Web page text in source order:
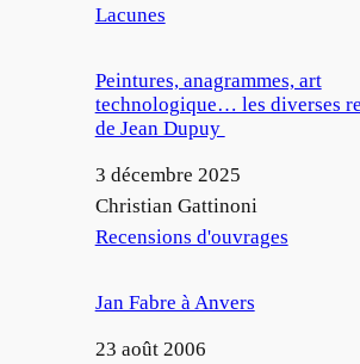
Par rapport à
Lacunes
Peintures, anagrammes, art
technologique… les diverses
de Jean Dupuy
Date
3 décembre 2025
Auteur
Christian Gattinoni
Par rapport à
Recensions d'ouvrages
Jan Fabre à Anvers
Date
23 août 2006